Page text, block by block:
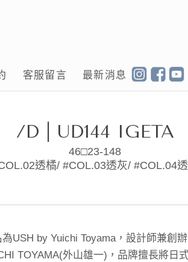
客服留言 最新消息
/D | UD144 IGETA
46□23-148
透橘/ #COL.03透灰/ #COL.04
USH by Yuichi Toyama，設計師兼創
TOYAMA(外山雄一)，品牌擅長將日